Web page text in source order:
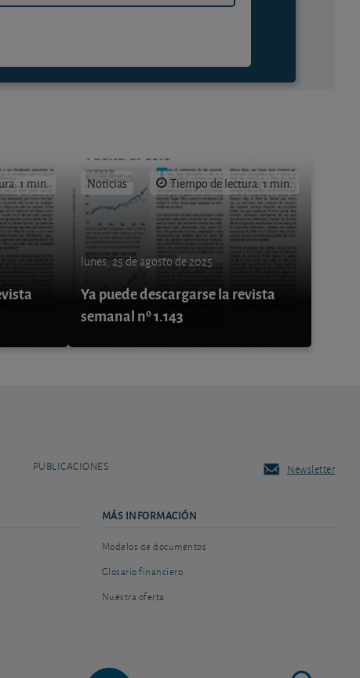
1 min. Noticias Tiempo de lectura: 1 min.
lunes, 25 de agosto de 2025
Ya puede descargarse la revista
semanal nº 1.143
PUBLICACIONES Newsletter
MÁS INFORMACIÓN
Modelos de documentos
Glosario financiero
Nuestra oferta